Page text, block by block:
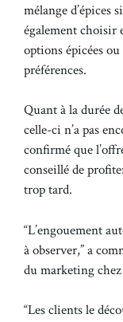
mélange d’épices
également choisir
options épicées
préférences.
Quant à la durée
celle-ci n’a pas
confirmé que
conseillé de
trop tard.
“L’engouement
à observer,” a
du marketing
“Les clients le